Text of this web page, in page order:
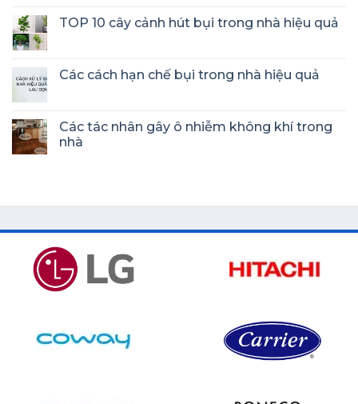
TOP 10 cây cảnh hút bụi trong nhà hiệu quả
Các cách hạn chế bụi trong nhà hiệu quả
Các tác nhân gây ô nhiễm không khí trong
nhà